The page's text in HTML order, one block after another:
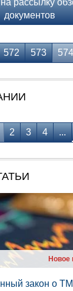
рассылку
документов
572 573 574
2 3 4 ...
Новое
за­кон о